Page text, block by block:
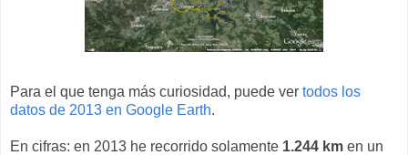
Para el que tenga más curiosidad, puede ver todos los
datos de 2013 en Google Earth.
En cifras: en 2013 he recorrido solamente 1.244 km en un